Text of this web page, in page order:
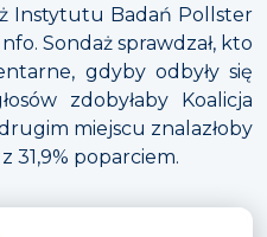
Instytutu Badań Pollster
Sondaż sprawdzał, kto
gdyby odbyły się
zdobyłaby Koalicja
miejscu znalazłoby
31,9% poparciem.